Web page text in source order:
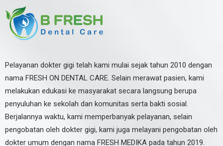
Pelayanan dokter gigi telah kami mulai sejak tahun 2010 dengan
nama FRESH ON DENTAL CARE. Selain merawat pasien, kami
melakukan edukasi ke masyarakat secara langsung berupa
penyuluhan ke sekolah dan komunitas serta bakti sosial.
Berjalannya waktu, kami memperbanyak pelayanan, selain
pengobatan oleh dokter gigi, kami juga melayani pengobatan oleh
dokter umum dengan nama FRESH MEDIKA pada tahun 2019.